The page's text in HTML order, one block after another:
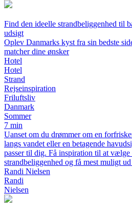
Find den ideelle strandbeliggenhed til
udsigt
Oplev Danmarks kyst fra sin bedste
matcher dine ønsker
Hotel
Hotel
Strand
Rejseinspiration
Friluftsliv
Danmark
Sommer
7 min
Uanset om du drømmer om en
langs vandet eller en betagende
passer til dig. Få inspiration til at vælge
strandbeliggenhed og få mest muligt
Randi Nielsen
Randi
Nielsen